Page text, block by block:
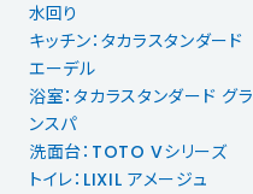
水回り
キッチン：タカラスタンダード
エーデル
浴室：タカラスタンダード グラ
ンスパ
洗面台：TOTO Vシリーズ
トイレ：LIXIL アメージュ